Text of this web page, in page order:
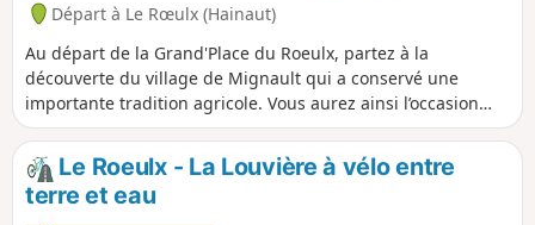
Départ à Le Rœulx (Hainaut)
Au départ de la Grand'Place du Roeulx, partez à la
découverte du village de Mignault qui a conservé une
importante tradition agricole. Vous aurez ainsi l’occasion
d’admirer l’une ou l’autre imposante vieille cense bien
souvent multi-centenaires. Vous apprécierez la variété des
paysages, tantôt champêtres, tantôt bucoliques.
Le Roeulx - La Louvière à vélo entre
terre et eau